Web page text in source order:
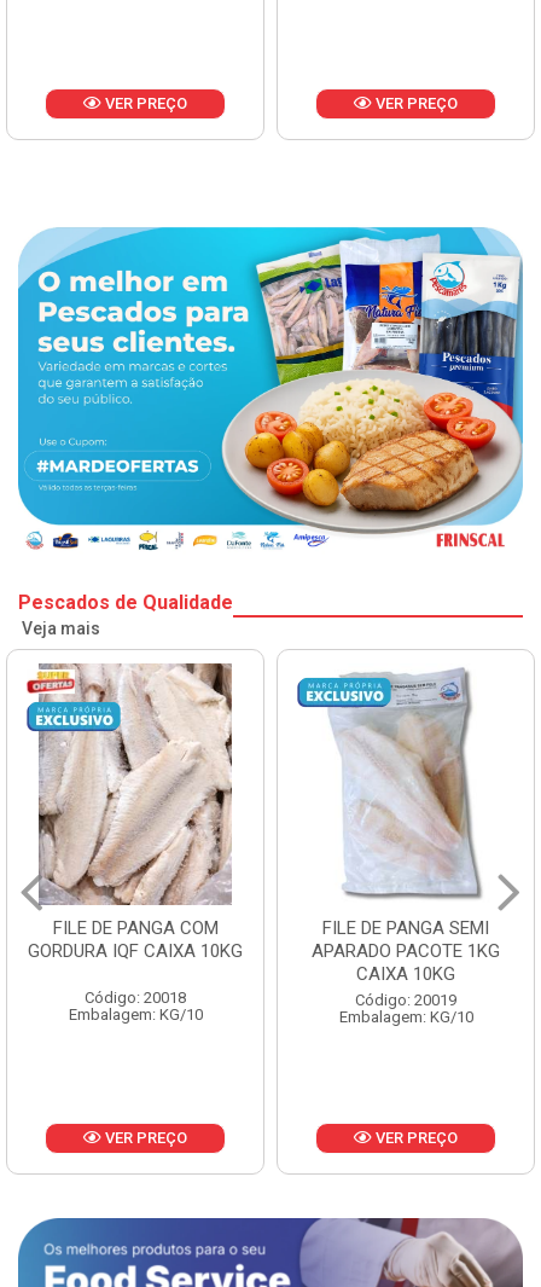
VER PREÇO
VER PREÇO
Pescados de Qualidade
Veja mais
FILE DE PANGA SEMI
APARADO PACOTE 1KG
Código: 20019
Embalagem: KG/10
VER PREÇO
POLACA DESFIADA
PESCAMARES PCT5KG
CX10KG
Código: 20161
Embalagem: KG/10
VER PREÇO